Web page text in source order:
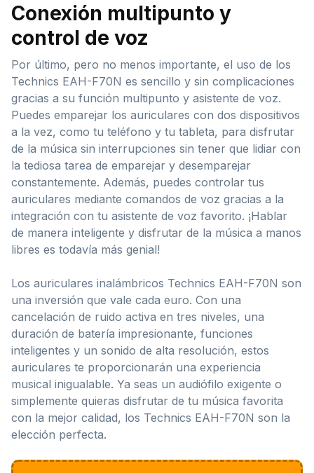
Conexión multipunto y
control de voz
Por último, pero no menos importante, el uso de los
Technics EAH-F70N es sencillo y sin complicaciones
gracias a su función multipunto y asistente de voz.
Puedes emparejar los auriculares con dos dispositivos
a la vez, como tu teléfono y tu tableta, para disfrutar
de la música sin interrupciones sin tener que lidiar con
la tediosa tarea de emparejar y desemparejar
constantemente. Además, puedes controlar tus
auriculares mediante comandos de voz gracias a la
integración con tu asistente de voz favorito. ¡Hablar
de manera inteligente y disfrutar de la música a manos
libres es todavía más genial!
Los auriculares inalámbricos Technics EAH-F70N son
una inversión que vale cada euro. Con una
cancelación de ruido activa en tres niveles, una
duración de batería impresionante, funciones
inteligentes y un sonido de alta resolución, estos
auriculares te proporcionarán una experiencia
musical inigualable. Ya seas un audiófilo exigente o
simplemente quieras disfrutar de tu música favorita
con la mejor calidad, los Technics EAH-F70N son la
elección perfecta.